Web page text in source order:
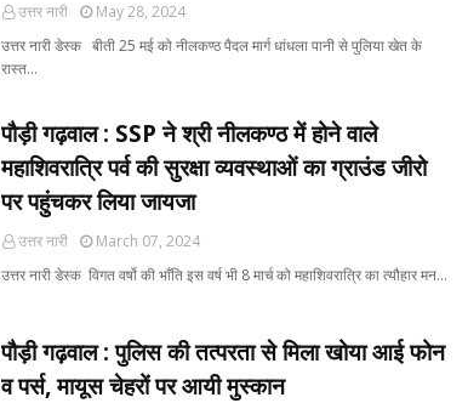
उत्तर नारी
May 28, 2024
उत्तर नारी डेस्क बीती 25 मई को नीलकण्ठ पैदल मार्ग धांधला पानी से पुलिया खेत के
रास्त…
पौड़ी गढ़वाल : SSP ने श्री नीलकण्ठ में होने वाले
महाशिवरात्रि पर्व की सुरक्षा व्यवस्थाओं का ग्राउंड जीरो
पर पहुंचकर लिया जायजा
उत्तर नारी
March 07, 2024
उत्तर नारी डेस्क विगत वर्षो की भाँति इस वर्ष भी 8 मार्च को महाशिवरात्रि का त्यौहार मन…
पौड़ी गढ़वाल : पुलिस की तत्परता से मिला खोया आई फोन
व पर्स, मायूस चेहरों पर आयी मुस्कान